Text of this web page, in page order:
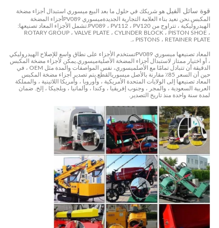
قوة سائل الفيل هو شريكك في حلول ما بعد البيع ميسوري
استبدال أجزاء مضخة
المكبس.نحن نعيد بناء العلامة التجارية الجديدةميسوري PV089 أجزاء المضخة
الهيدروليكية ، تتراوح من PV089 ، PV112 ، PV120.تشمل الأجزاء المعاد تصنيعها:
ROTARY GROUP ، VALVE PLATE ، CYLINDER BLOCK ، PISTON SHOE ،
PISTONS ، RETAINER PLATE ،.
المعاد تصنيعها ميسوري PV089تستخدم الأجزاء على نطاق واسع للإصلاح الهيدروليكي
، أو اختيار ممتاز لاستبدال أجزاء المضخة الأصليةميسوري .يمكن لأجزاء مضخة المكبس
الدقيقة أن تتبادل تمامًا مع الأصلميسوري
، نفس المواصفات والمدة مثل OEM ، في
حين أن السعر 85٪ مقارنة بالأصل
ميسوريالقطع.يتم تصدير أجزاء مضخة المكبس
المعاد تصنيعها إلى الولايات المتحدة الأمريكية ، وأوروبا ، وأمريكا اللاتينية ، والمملكة
العربية السعودية ، والمجر ، وجنوب إفريقيا ، وكندا ، وألمانيا ، وبلجيكا ، إلخ. ضمان
لمدة سنة واحدة منذ تاريخ التصدير.